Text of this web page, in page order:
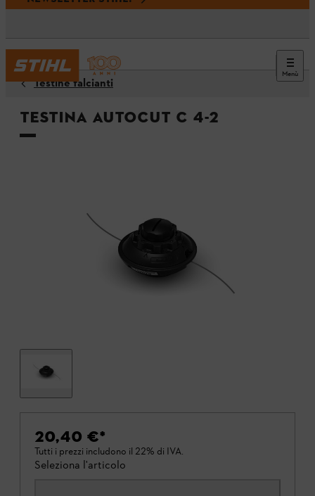
Menù
Testine falcianti
Testina AutoCut C 4-2
20,40 €*
Tutti i prezzi includono il 22% di IVA.
Seleziona l'articolo